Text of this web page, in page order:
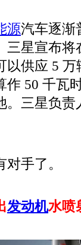
源汽车逐渐
三星宣布
以供应 5 万
作 50 千瓦
。三星负责
手了。
发动机水喷